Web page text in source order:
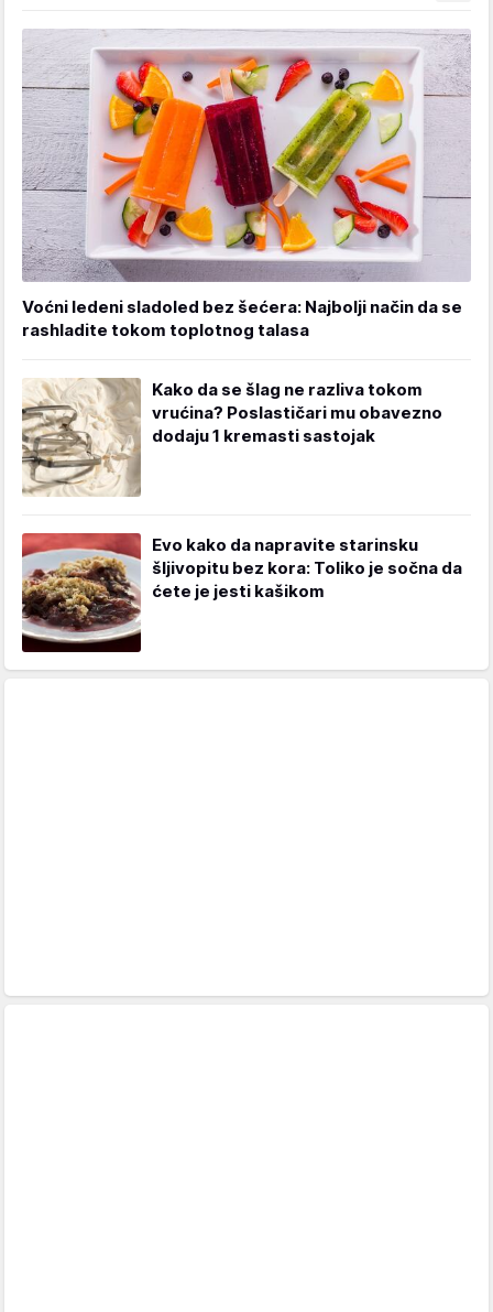
Voćni ledeni sladoled bez šećera: Najbolji način da se
rashladite tokom toplotnog talasa
Kako da se šlag ne razliva tokom
vrućina? Poslastičari mu obavezno
dodaju 1 kremasti sastojak
Evo kako da napravite starinsku
šljivopitu bez kora: Toliko je sočna da
ćete je jesti kašikom